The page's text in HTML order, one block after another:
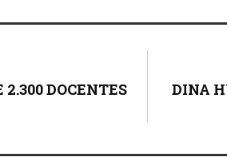
2.300 DOCENTES
DINA